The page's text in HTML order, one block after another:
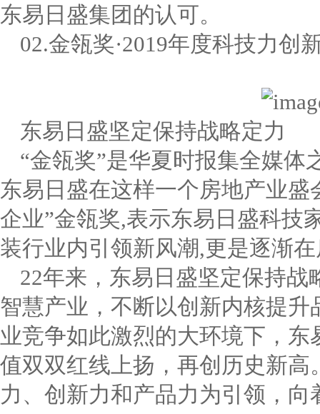
东易日盛集团的认可。
02.金瓴奖·2019年度科技力创
东易日盛坚定保持战略定力
“金瓴奖”是华夏时报集全媒体
东易日盛在这样一个房地产业盛
企业”金瓴奖,表示东易日盛科技
装行业内引领新风潮,更是逐渐
22年来，东易日盛坚定保持
智慧产业，不断以创新内核提
业竞争如此激烈的大环境下，
值双双红线上扬，再创历史新
力、创新力和产品力为引领，